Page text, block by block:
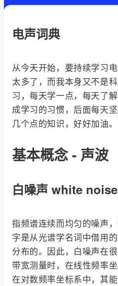
电声词典
从今天开始，要持续学习
太多了，而我本身又不是
习，每天学一点，每天了
成学习的习惯，后面每天
几个点的知识，好好加油。
基本概念 - 声波
白噪声 white noise
指频谱连续而均匀的噪声
字是从光谱学名词中借用
分布的。因此，白噪声在
带宽测量时，在线性频率
在对数频率坐标系中，其